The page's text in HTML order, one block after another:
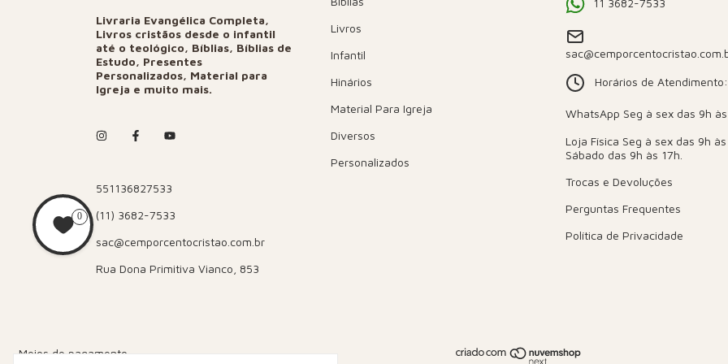
Livraria Evangélica Completa,
Livros cristãos desde o infantil
até o teológico, Bíblias, Bíblias de
Estudo, Presentes
Personalizados, Material para
Igreja e muito mais.
551136827533
(11) 3682-7533
sac@cemporcentocristao.com.br
Rua Dona Primitiva Vianco, 853
Livros
Infantil
Hinários
Material Para Igreja
Diversos
Personalizados
Horários de Atendimento:
Trocas e Devoluções
Perguntas Frequentes
Política de Privacidade
Meios de pagamento
0